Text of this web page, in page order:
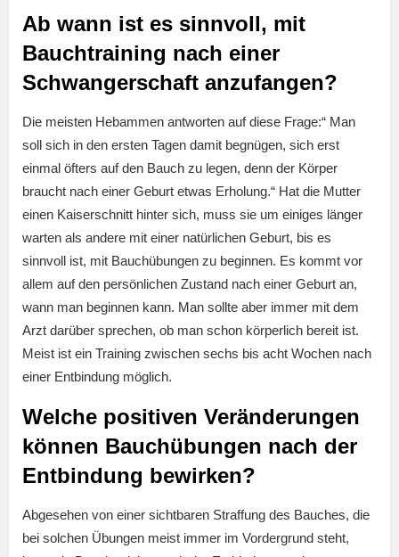
Ab wann ist es sinnvoll, mit
Bauchtraining nach einer
Schwangerschaft anzufangen?
Die meisten Hebammen antworten auf diese Frage:“ Man
soll sich in den ersten Tagen damit begnügen, sich erst
einmal öfters auf den Bauch zu legen, denn der Körper
braucht nach einer Geburt etwas Erholung.“ Hat die Mutter
einen Kaiserschnitt hinter sich, muss sie um einiges länger
warten als andere mit einer natürlichen Geburt, bis es
sinnvoll ist, mit Bauchübungen zu beginnen. Es kommt vor
allem auf den persönlichen Zustand nach einer Geburt an,
wann man beginnen kann. Man sollte aber immer mit dem
Arzt darüber sprechen, ob man schon körperlich bereit ist.
Meist ist ein Training zwischen sechs bis acht Wochen nach
einer Entbindung möglich.
Welche positiven Veränderungen
können Bauchübungen nach der
Entbindung bewirken?
Abgesehen von einer sichtbaren Straffung des Bauches, die
bei solchen Übungen meist immer im Vordergrund steht,